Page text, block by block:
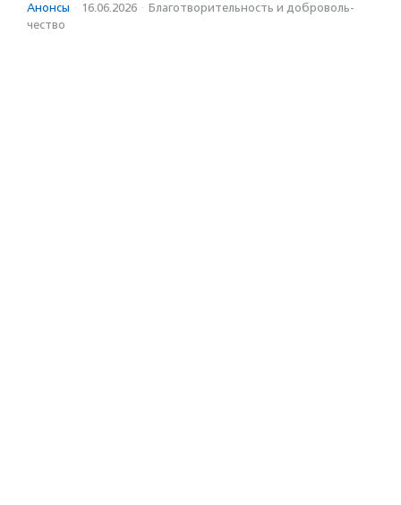
Анонсы · 16.06.2026 · Благотвори­тель­ность и доброволь­
чест­во